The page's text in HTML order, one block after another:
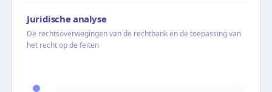
Juridische analyse
De rechtsoverwegingen van de rechtbank en de toepassing van
het recht op de feiten